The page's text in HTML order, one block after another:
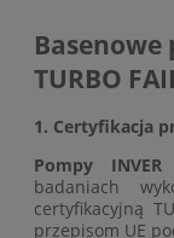
Basenowe
TURBO
1. Certyfikacja
Pompy
badaniach
certyfikacyjną
przepisom UE